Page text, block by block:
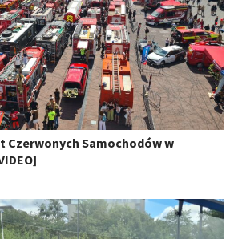
Czerwonych Samochodów w